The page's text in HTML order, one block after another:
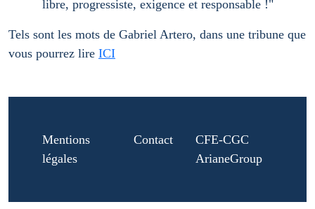
libre, progressiste, exigence et responsable !"
Tels sont les mots de Gabriel Artero, dans une tribune que
vous pourrez lire ICI
Mentions
légales
Contact
CFE-CGC
ArianeGroup